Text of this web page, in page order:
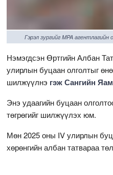
Гэрэл зургийг MPA
Нэмэгдсэн Өртгийн Албан
улирлын буцаан олголтыг
шилжүүлнэ гэж Сангийн
Энэ удаагийн буцаан
төгрөгийг шилжүүлэх юм.
Мөн 2025 оны IV улирлын
хөрөнгийн албан татвараа